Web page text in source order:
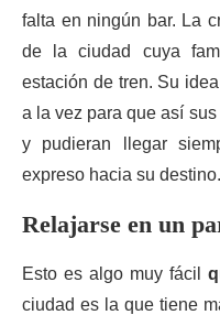
falta en ningún bar. La
de la ciudad cuya
estación de tren. Su
a la vez para que así
y pudieran llegar
expreso hacia su destino.
Relajarse en un
Esto es algo muy fácil
ciudad es la que tiene